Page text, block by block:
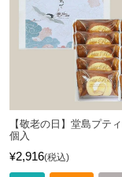
【敬老の日】堂島プテ
個入
¥2,916 税込